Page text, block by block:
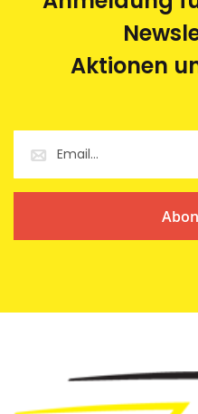
Aktionen